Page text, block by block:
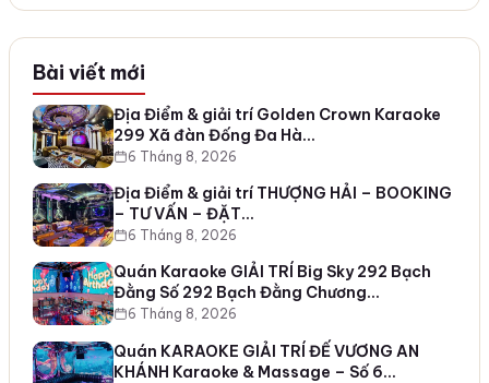
Bài viết mới
Địa Điểm & giải trí Golden Crown Karaoke
299 Xã đàn Đống Đa Hà…
6 Tháng 8, 2026
Địa Điểm & giải trí THƯỢNG HẢI – BOOKING
– TƯ VẤN – ĐẶT…
6 Tháng 8, 2026
Quán Karaoke GIẢI TRÍ Big Sky 292 Bạch
Đằng Số 292 Bạch Đằng Chương…
6 Tháng 8, 2026
Quán KARAOKE GIẢI TRÍ ĐẾ VƯƠNG AN
KHÁNH Karaoke & Massage – Số 6…